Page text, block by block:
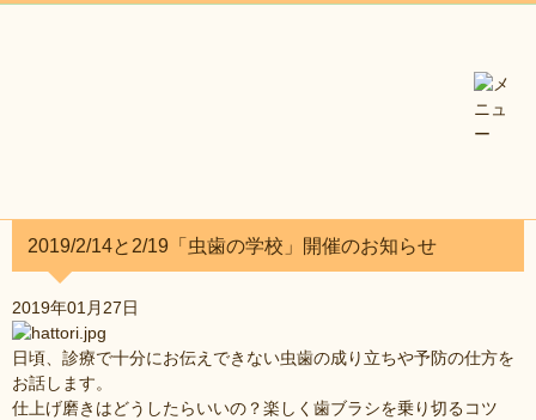
2019/2/14と2/19「虫歯の学校」開催のお知らせ
2019年01月27日
日頃、診療で十分にお伝えできない虫歯の成り立ちや予防の仕方を
お話します。
仕上げ磨きはどうしたらいいの？楽しく歯ブラシを乗り切るコツ